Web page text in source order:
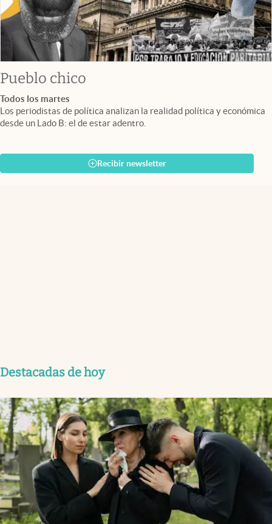
Pueblo chico
Todos los martes
Los periodistas de política analizan la realidad política y económica
desde un Lado B: el de estar adentro.
Recibir newsletter
Destacadas de hoy